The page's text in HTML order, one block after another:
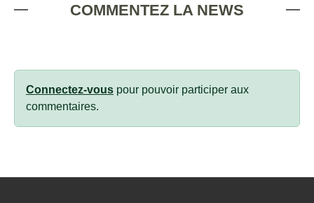
COMMENTEZ LA NEWS
Connectez-vous pour pouvoir participer aux
commentaires.